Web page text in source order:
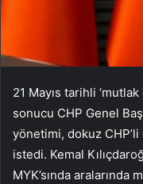
21 Mayıs tarihli
sonucu CHP Genel
yönetimi, dokuz
istedi. Kemal
MYK’sında aralarında